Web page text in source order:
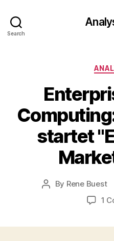
Search
startet
Post
By Rene Buest
1